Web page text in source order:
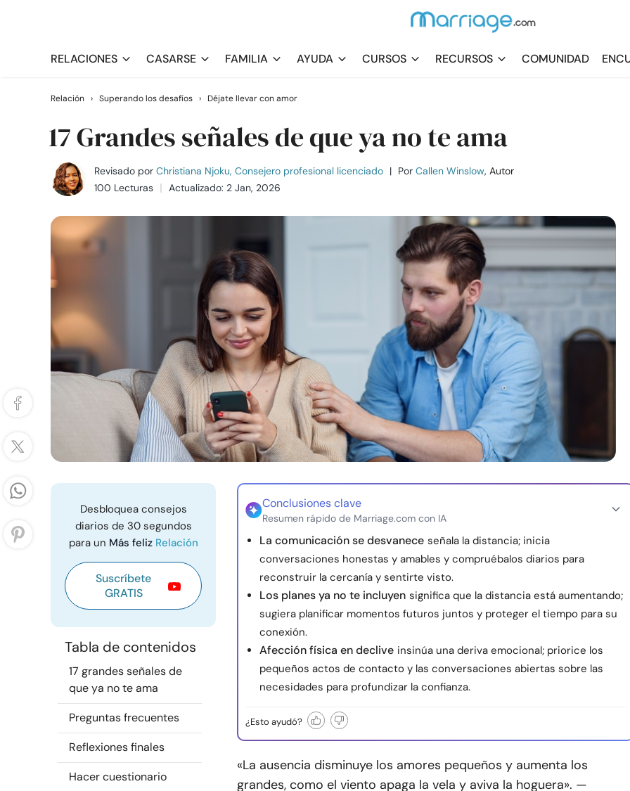
RELACIONES CASARSE FAMILIA AYUDA CURSOS RECURSOS COMUNIDAD
Relación › Superando los desafíos › Déjate llevar con amor
17 Grandes señales de que ya no te ama
Revisado por Christiana Njoku, Consejero profesional licenciado | Por Callen Winslow, Autor
100 Lecturas
Actualizado: 2 Jan, 2026
Desbloquea consejos
diarios de 30 segundos
para un Más feliz Relación
Suscríbete
GRATIS
Tabla de contenidos
17 grandes señales de
que ya no te ama
Preguntas frecuentes
Reflexiones finales
Hacer cuestionario
Conclusiones clave
Resumen rápido de Marriage.com con IA
La comunicación se desvanece señala la distancia; inicia
conversaciones honestas y amables y compruébalos diarios para
reconstruir la cercanía y sentirte visto.
Los planes ya no te incluyen significa que la distancia está aumentando;
sugiera planificar momentos futuros juntos y proteger el tiempo para su
conexión.
Afección física en declive insinúa una deriva emocional; priorice los
pequeños actos de contacto y las conversaciones abiertas sobre las
necesidades para profundizar la confianza.
¿Esto ayudó?
«La ausencia disminuye los amores pequeños y aumenta los
grandes, como el viento apaga la vela y aviva la hoguera». —